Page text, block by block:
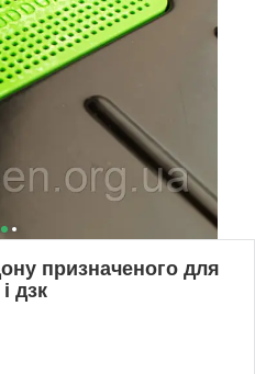
призначеного для
дзк